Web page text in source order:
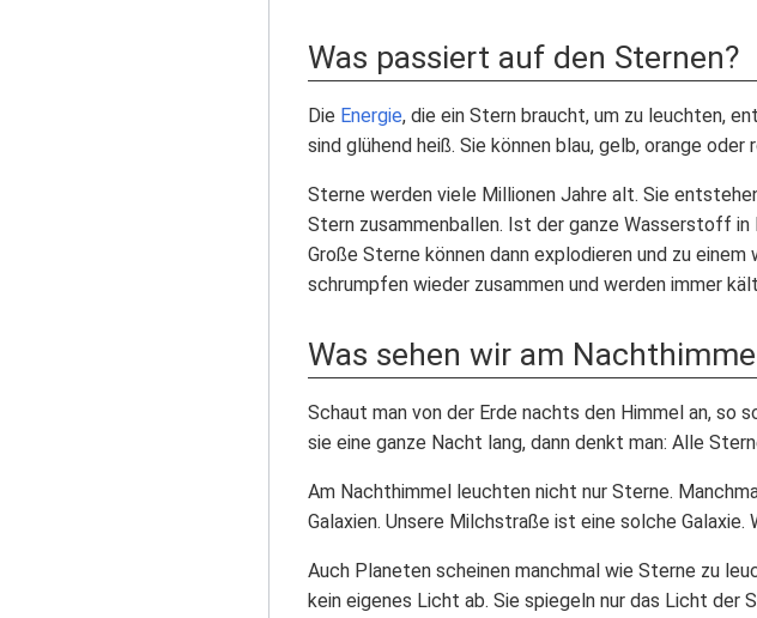
Was passiert auf den Sternen?
Die Energie, die ein Stern braucht, um zu leuchten,
sind glühend heiß. Sie können blau, gelb, orange oder
Sterne werden viele Millionen Jahre alt. Sie
Stern zusammenballen. Ist der ganze Wasserstoff
Große Sterne können dann explodieren und zu
schrumpfen wieder zusammen und werden immer
Was sehen wir am
Schaut man von der Erde nachts den Himmel an, so
sie eine ganze Nacht lang, dann denkt man: Alle
Am Nachthimmel leuchten nicht nur Sterne.
Galaxien. Unsere Milchstraße ist eine solche
Auch Planeten scheinen manchmal wie Sterne zu
kein eigenes Licht ab. Sie spiegeln nur das Licht der